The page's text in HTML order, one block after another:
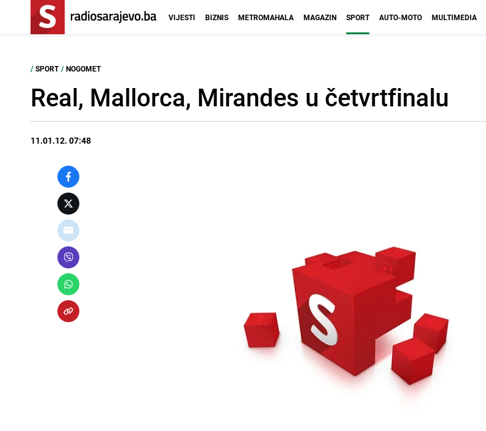
VIJESTI BIZNIS METROMAHALA MAGAZIN SPORT AUTO-MOTO MULTIMEDIA
/ SPORT / NOGOMET
Real, Mallorca, Mirandes u četvrtfinalu
11.01.12. 07:48